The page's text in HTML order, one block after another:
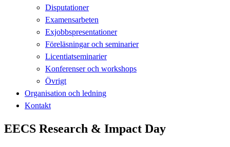
Disputationer
Examensarbeten
Exjobbspresentationer
Föreläsningar och seminarier
Licentiatseminarier
Konferenser och workshops
Övrigt
Organisation och ledning
Kontakt
EECS Research & Impact Day